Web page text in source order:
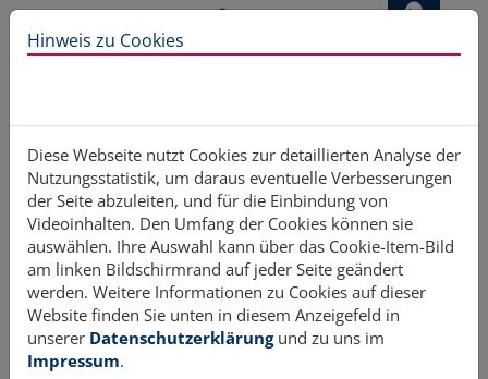
Direkt zur Hauptnavigation springen
Direkt zum Inhalt springen
Innenministerium zeigte
Wertschätzung für Einsatzkräfte und
Ehrenamt
29.06.2026
Hinweis zu Cookies
Diese Webseite nutzt Cookies zur detaillierten Analyse der
Nutzungsstatistik, um daraus eventuelle Verbesserungen
der Seite abzuleiten, und für die Einbindung von
Videoinhalten. Den Umfang der Cookies können sie
auswählen. Ihre Auswahl kann über das Cookie-Item-Bild
am linken Bildschirmrand auf jeder Seite geändert
werden. Weitere Informationen zu Cookies auf dieser
Website finden Sie unten in diesem Anzeigefeld in
unserer Datenschutzerklärungund zu uns im
Impressum.